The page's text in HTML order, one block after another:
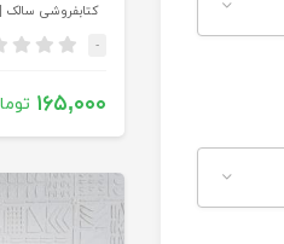
-
۱۶۵,۰۰۰